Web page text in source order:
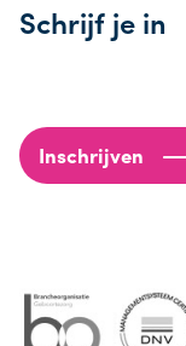
Schrijf je in
Inschrijven